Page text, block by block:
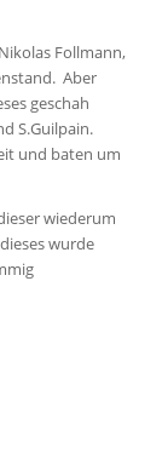
Follmann,
Aber
geschah
S.Guilpain.
und baten um
wiederum
wurde